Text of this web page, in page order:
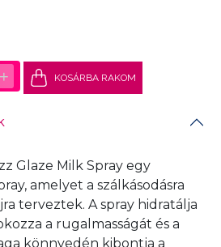
+ KOSÁRBA RAKOM
Glaze Milk Spray egy
amelyet a szálkásodásra
terveztek. A spray hidratálja
a rugalmasságát és a
könnyedén kibontja a